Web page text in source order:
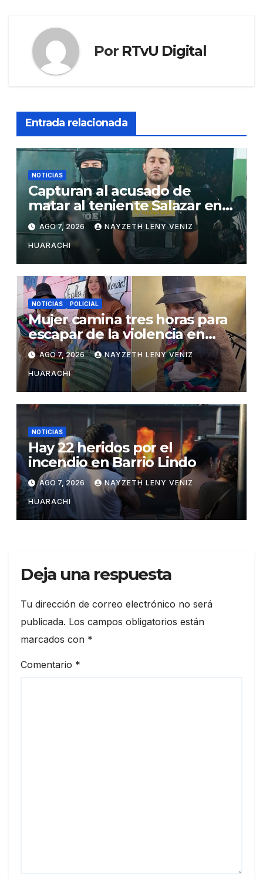
Por RTvU Digital
Entrada relacionada
NOTICIAS
Capturan al acusado de
matar al teniente Salazar en
San Matías
AGO 7, 2026 NAYZETH LENY VENIZ
HUARACHI
NOTICIAS POLICIAL
Mujer camina tres horas para
escapar de la violencia en
Potosí
AGO 7, 2026 NAYZETH LENY VENIZ
HUARACHI
NOTICIAS
Hay 22 heridos por el
incendio en Barrio Lindo
AGO 7, 2026 NAYZETH LENY VENIZ
HUARACHI
Deja una respuesta
Tu dirección de correo electrónico no será
publicada. Los campos obligatorios están
marcados con *
Comentario *